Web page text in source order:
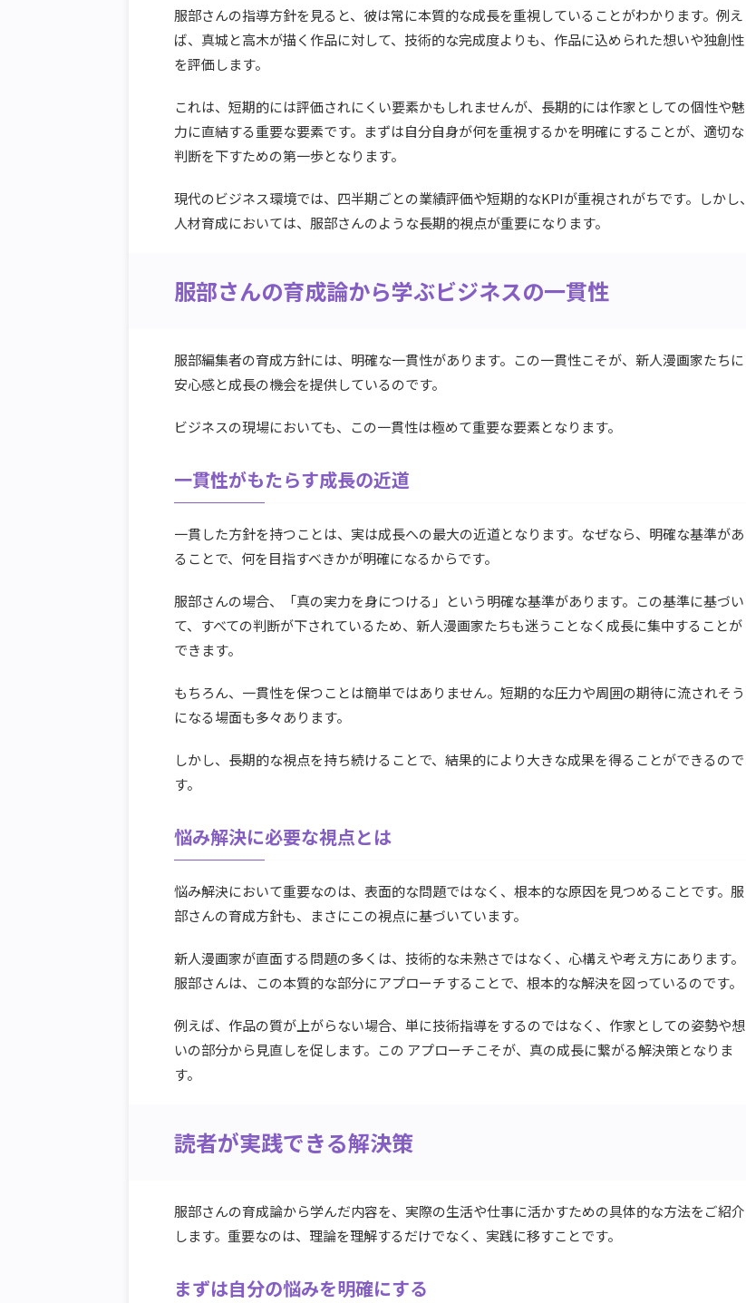
服部さんの指導方針を見ると、彼は常に本質的な成長を重視していることがわかります。例え
ば、真城と高木が描く作品に対して、技術的な完成度よりも、作品に込められた想いや独創性
を評価します。
これは、短期的には評価されにくい要素かもしれませんが、長期的には作家としての個性や魅
力に直結する重要な要素です。まずは自分自身が何を重視するかを明確にすることが、適切な
判断を下すための第一歩となります。
現代のビジネス環境では、四半期ごとの業績評価や短期的なKPIが重視されがちです。しかし、
人材育成においては、服部さんのような長期的視点が重要になります。
服部さんの育成論から学ぶビジネスの一貫性
服部編集者の育成方針には、明確な一貫性があります。この一貫性こそが、新人漫画家たちに
安心感と成長の機会を提供しているのです。
ビジネスの現場においても、この一貫性は極めて重要な要素となります。
一貫性がもたらす成長の近道
一貫した方針を持つことは、実は成長への最大の近道となります。なぜなら、明確な基準があ
ることで、何を目指すべきかが明確になるからです。
服部さんの場合、「真の実力を身につける」という明確な基準があります。この基準に基づい
て、すべての判断が下されているため、新人漫画家たちも迷うことなく成長に集中することが
できます。
もちろん、一貫性を保つことは簡単ではありません。短期的な圧力や周囲の期待に流されそう
になる場面も多々あります。
しかし、長期的な視点を持ち続けることで、結果的により大きな成果を得ることができるので
す。
悩み解決に必要な視点とは
悩み解決において重要なのは、表面的な問題ではなく、根本的な原因を見つめることです。服
部さんの育成方針も、まさにこの視点に基づいています。
新人漫画家が直面する問題の多くは、技術的な未熟さではなく、心構えや考え方にあります。
服部さんは、この本質的な部分にアプローチすることで、根本的な解決を図っているのです。
例えば、作品の質が上がらない場合、単に技術指導をするのではなく、作家としての姿勢や想
いの部分から見直しを促します。この アプローチこそが、真の成長に繋がる解決策となりま
す。
読者が実践できる解決策
服部さんの育成論から学んだ内容を、実際の生活や仕事に活かすための具体的な方法をご紹介
します。重要なのは、理論を理解するだけでなく、実践に移すことです。
まずは自分の悩みを明確にする